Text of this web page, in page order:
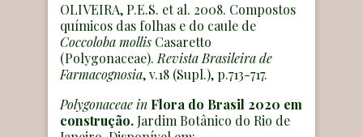
OLIVEIRA, P.E.S. et al. 2008. Compostos
químicos das folhas e do caule de
Coccoloba mollis Casaretto
(Polygonaceae). Revista Brasileira de
Farmacognosia, v.18 (Supl.), p.713-717.
Polygonaceaein Flora do Brasil 2020 em
construção.Jardim Botânico do Rio de